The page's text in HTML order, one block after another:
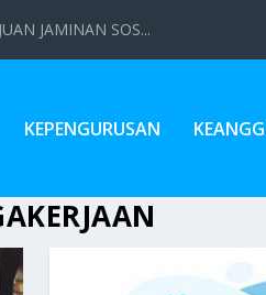
JAMINAN SOS...
KEPENGURUSAN